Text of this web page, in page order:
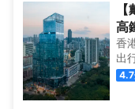
店地處珠海市繁華
等商圈，距離珠海
市，揚名廣場，購物
提供乾淨的住宿環境
求，大堂設置了歡迎
且配套設施齊全，設
等，是您商務、旅遊
高
香
出
4.7